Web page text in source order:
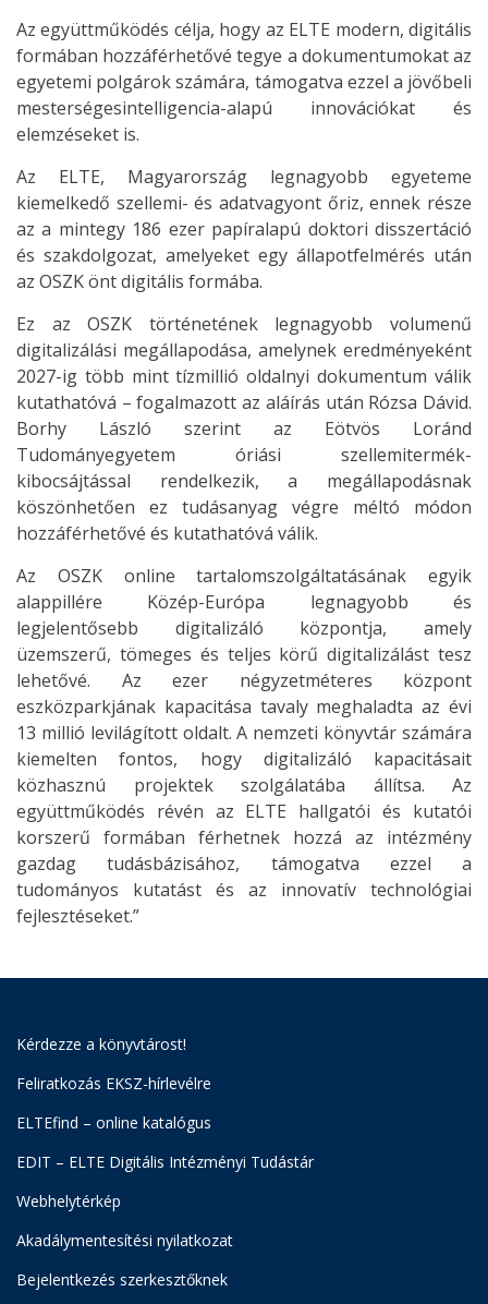
Az együttműködés célja, hogy az ELTE modern, digitális
formában hozzáférhetővé tegye a dokumentumokat az
egyetemi polgárok számára, támogatva ezzel a jövőbeli
mesterségesintelligencia-alapú innovációkat és
elemzéseket is.
Az ELTE, Magyarország legnagyobb egyeteme
kiemelkedő szellemi- és adatvagyont őriz, ennek része
az a mintegy 186 ezer papíralapú doktori disszertáció
és szakdolgozat, amelyeket egy állapotfelmérés után
az OSZK önt digitális formába.
Ez az OSZK történetének legnagyobb volumenű
digitalizálási megállapodása, amelynek eredményeként
2027-ig több mint tízmillió oldalnyi dokumentum válik
kutathatóvá – fogalmazott az aláírás után Rózsa Dávid.
Borhy László szerint az Eötvös Loránd
Tudományegyetem óriási szellemitermék-
kibocsájtással rendelkezik, a megállapodásnak
köszönhetően ez tudásanyag végre méltó módon
hozzáférhetővé és kutathatóvá válik.
Az OSZK online tartalomszolgáltatásának egyik
alappillére Közép-Európa legnagyobb és
legjelentősebb digitalizáló központja, amely
üzemszerű, tömeges és teljes körű digitalizálást tesz
lehetővé. Az ezer négyzetméteres központ
eszközparkjának kapacitása tavaly meghaladta az évi
13 millió levilágított oldalt. A nemzeti könyvtár számára
kiemelten fontos, hogy digitalizáló kapacitásait
közhasznú projektek szolgálatába állítsa. Az
együttműködés révén az ELTE hallgatói és kutatói
korszerű formában férhetnek hozzá az intézmény
gazdag tudásbázisához, támogatva ezzel a
tudományos kutatást és az innovatív technológiai
fejlesztéseket.”
Kérdezze a könyvtárost!
Feliratkozás EKSZ-hírlevélre
ELTEfind – online katalógus
EDIT – ELTE Digitális Intézményi Tudástár
Webhelytérkép
Akadálymentesítési nyilatkozat
Bejelentkezés szerkesztőknek